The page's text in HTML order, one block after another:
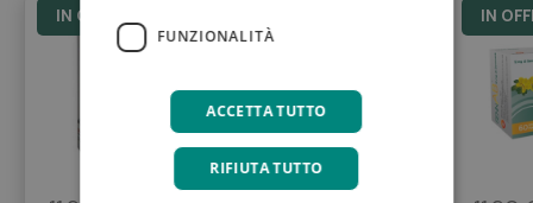
Cod.FPAAPSX0I
decongestionante
nasale ipertonico
con acqua di ...
IN OFFERTA IN
FUNZIONALITÀ
ACCETTA TUTTO
RIFIUTA TUTTO